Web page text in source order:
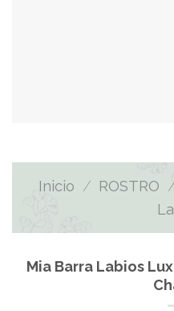
Inicio / ROSTRO
Mia Barra Labios